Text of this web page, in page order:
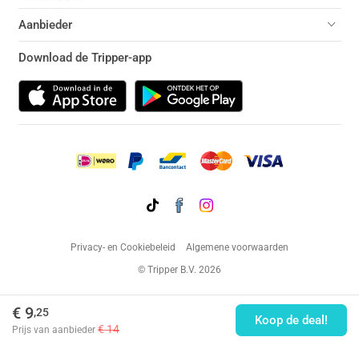
€ 9,25
Prijs van aanbieder € 14
Koop de deal!
Aanbieder
Download de Tripper-app
Privacy- en Cookiebeleid
Algemene voorwaarden
© Tripper B.V. 2026